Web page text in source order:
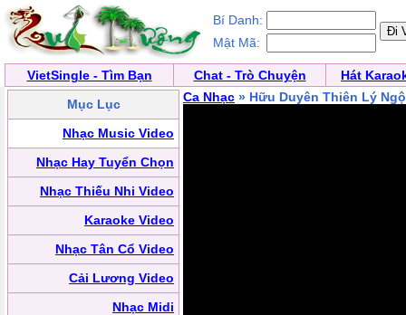
Bí Danh:
Mật Mã:
VietSingle - Tìm Bạn Chat - Trò Chuyện
Hát
Mục Lục
Nhạc Music Video
Nhạc Hay Tuyển Chọn
Nhạc Thiếu Nhi Video
Karaoke Video
Nhạc Tân Cổ Video
Cải Lương Video
Nhạc Midi
Ca Nhạc » Hữu Duyên Thiên Lý Ngộ